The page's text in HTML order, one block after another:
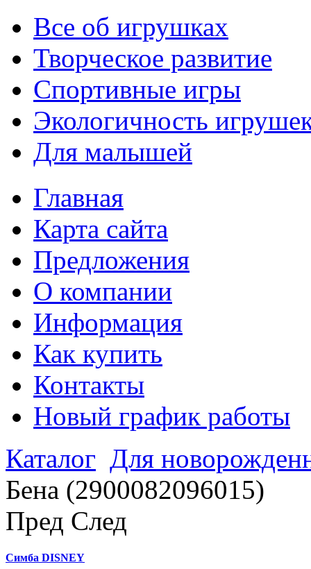
Все об игрушках
Творческое развитие
Спортивные игры
Экологичность
Для малышей
Главная
Карта сайта
Предложения
О компании
Информация
Как купить
Контакты
Новый график работы
Каталог Для
Бена (2900082096015)
Пред След
Симба DISNEY